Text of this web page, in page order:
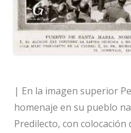
| En la imagen superior
homenaje en su pueblo
Predilecto, con colocación